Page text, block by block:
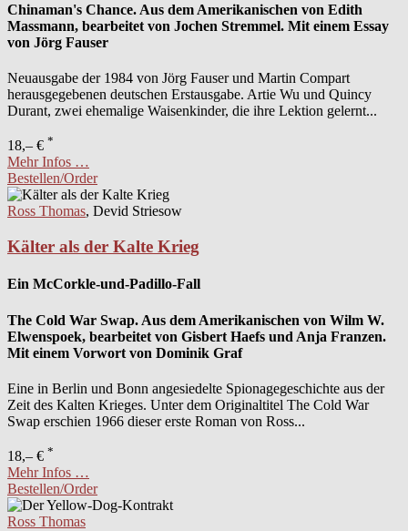
Chinaman's Chance. Aus dem Amerikanischen von Edith
Massmann, bearbeitet von Jochen Stremmel. Mit einem Essay
von Jörg Fauser
Neuausgabe der 1984 von Jörg Fauser und Martin Compart
herausgegebenen deutschen Erstausgabe. Artie Wu und Quincy
Durant, zwei ehemalige Waisenkinder, die ihre Lektion gelernt...
18,– € *
Mehr Infos …
Bestellen/Order
Ross Thomas, Devid Striesow
Kälter als der Kalte Krieg
Ein McCorkle-und-Padillo-Fall
The Cold War Swap. Aus dem Amerikanischen von Wilm W.
Elwenspoek, bearbeitet von Gisbert Haefs und Anja Franzen.
Mit einem Vorwort von Dominik Graf
Eine in Berlin und Bonn angesiedelte Spionagegeschichte aus der
Zeit des Kalten Krieges. Unter dem Originaltitel The Cold War
Swap erschien 1966 dieser erste Roman von Ross...
18,– € *
Mehr Infos …
Bestellen/Order
Ross Thomas